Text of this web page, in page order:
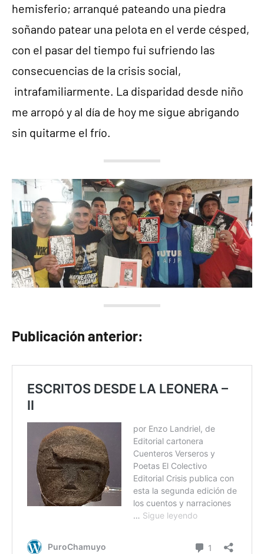
hemisferio; arranqué pateando una piedra
soñando patear una pelota en el verde césped,
con el pasar del tiempo fui sufriendo las
consecuencias de la crisis social,
intrafamiliarmente. La disparidad desde niño
me arropó y al día de hoy me sigue abrigando
sin quitarme el frío.
Publicación anterior: